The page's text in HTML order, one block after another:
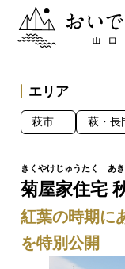
おいでませ山口
菊屋家住宅
紅葉の時期に
を特別公開
エリア
萩市 萩・長